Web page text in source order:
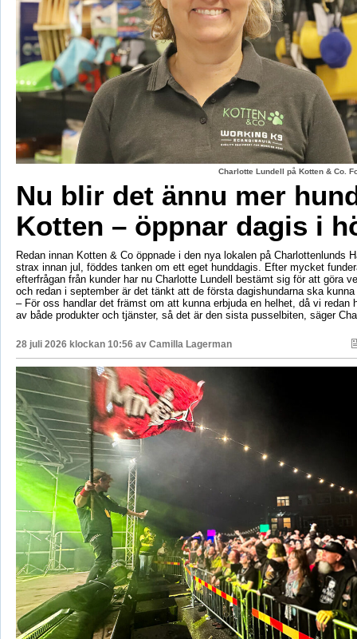
Charlotte Lundell på Kotten & Co.
Nu blir det ännu mer
Kotten – öppnar dagis i
Redan innan Kotten & Co öppnade i den nya lokalen på Charlottenlunds
strax innan jul, föddes tanken om ett eget hunddagis. Efter mycket
efterfrågan från kunder har nu Charlotte Lundell bestämt sig för att göra
och redan i september är det tänkt att de första dagishundarna ska
– För oss handlar det främst om att kunna erbjuda en helhet, då vi redan
av både produkter och tjänster, så det är den sista pusselbiten, säger
28 juli 2026 klockan 10:56 av Camilla Lagerman